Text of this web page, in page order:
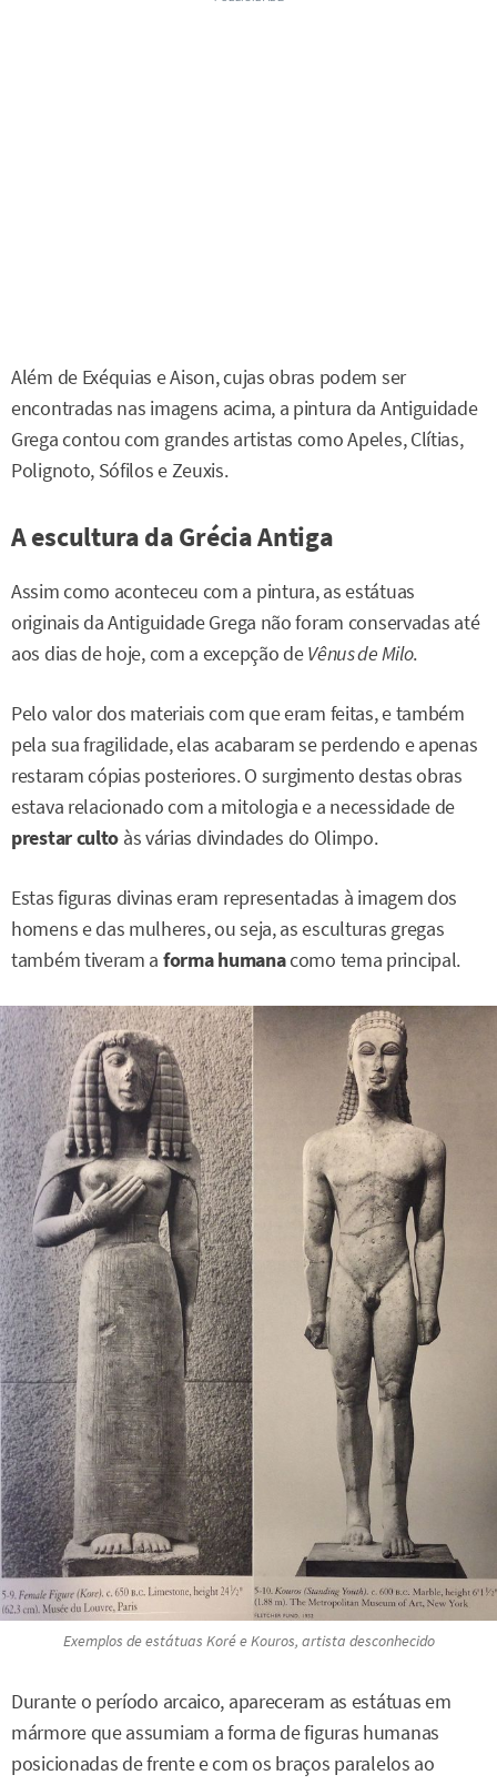
Além de Exéquias e Aison, cujas obras podem ser
encontradas nas imagens acima, a pintura da Antiguidade
Grega contou com grandes artistas como Apeles, Clítias,
Polignoto, Sófilos e Zeuxis.
A escultura da Grécia Antiga
Assim como aconteceu com a pintura, as estátuas
originais da Antiguidade Grega não foram conservadas até
aos dias de hoje, com a excepção deVênus de Milo.
Pelo valor dos materiais com que eram feitas, e também
pela sua fragilidade, elas acabaram se perdendo e apenas
restaram cópias posteriores. O surgimento destas obras
estava relacionado com a mitologia e a necessidade de
prestar culto às várias divindades do Olimpo.
Estas figuras divinas eram representadas à imagem dos
homens e das mulheres, ou seja, as esculturas gregas
também tiveram a forma humanacomo tema principal.
Exemplos de estátuas KoréeKouros, artista desconhecido
Durante o período arcaico, apareceram as estátuas em
mármore que assumiam a forma de figuras humanas
posicionadas de frente e com os braços paralelos ao